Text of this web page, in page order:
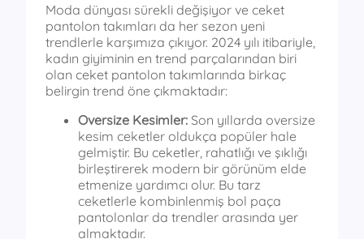
Moda dünyası sürekli değişiyor ve ceket
pantolon takımları da her sezon yeni
trendlerle karşımıza çıkıyor. 2024 yılı itibariyle,
kadın giyiminin en trend parçalarından biri
olan ceket pantolon takımlarında birkaç
belirgin trend öne çıkmaktadır:
Oversize Kesimler: Son yıllarda oversize
kesim ceketler oldukça popüler hale
gelmiştir. Bu ceketler, rahatlığı ve şıklığı
birleştirerek modern bir görünüm elde
etmenize yardımcı olur. Bu tarz
ceketlerle kombinlenmiş bol paça
pantolonlar da trendler arasında yer
almaktadır.